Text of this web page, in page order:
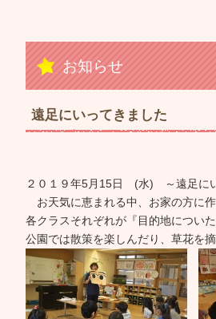
お知らせ
遠足にいってきました
２０１９年5月15日 (水) ～遠足に
お天気に恵まれる中、お家の方に
各クラスそれぞれが『目的地につい
公園では散策を楽しんだり、草花を